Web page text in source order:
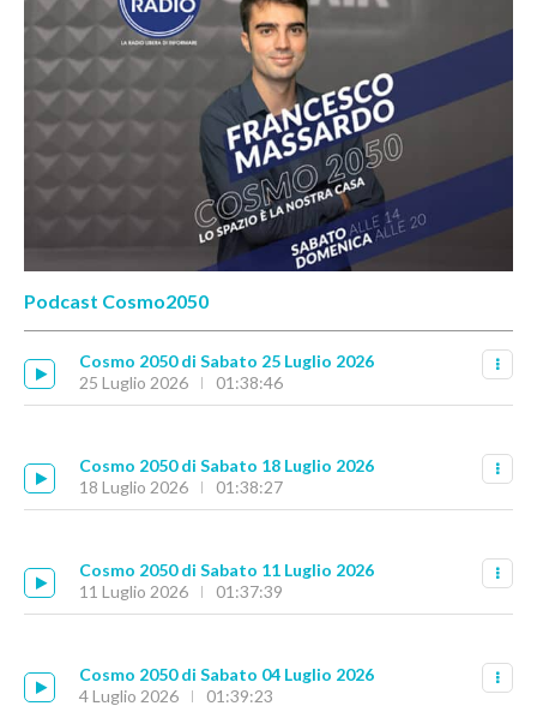
Podcast Cosmo2050
Cosmo 2050 di Sabato 25 Luglio 2026
25 Luglio 2026
01:38:46
Cosmo 2050 di Sabato 18 Luglio 2026
18 Luglio 2026
01:38:27
Cosmo 2050 di Sabato 11 Luglio 2026
11 Luglio 2026
01:37:39
Cosmo 2050 di Sabato 04 Luglio 2026
4 Luglio 2026
01:39:23